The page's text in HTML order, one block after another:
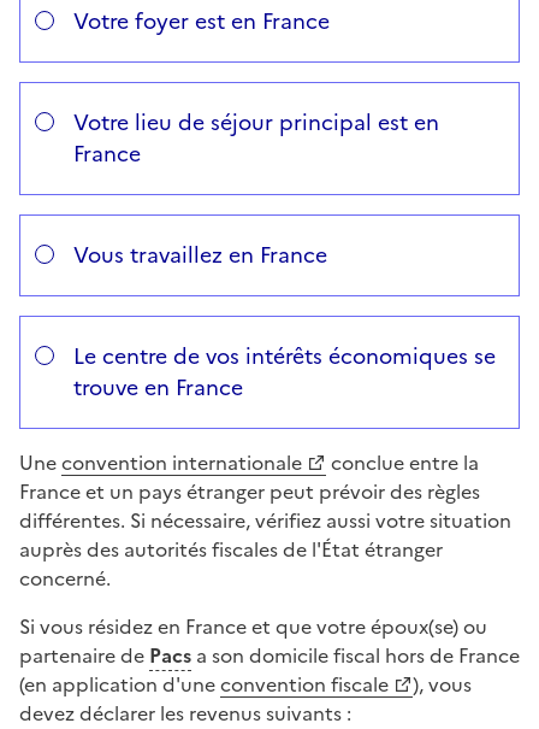
Votre foyer est en France
Votre lieu de séjour principal est en
France
Vous travaillez en France
Le centre de vos intérêts économiques se
trouve en France
Uneconvention internationale
conclue entre la
France et un pays étranger peut prévoir des règles
différentes. Si nécessaire, vérifiez aussi votre situation
auprès des autorités fiscales de l'État étranger
concerné.
Si vous résidez en France et que votre époux(se) ou
partenaire de Pacs a son domicile fiscal hors de France
(en application d'uneconvention fiscale
), vous
devez déclarer les revenus suivants :